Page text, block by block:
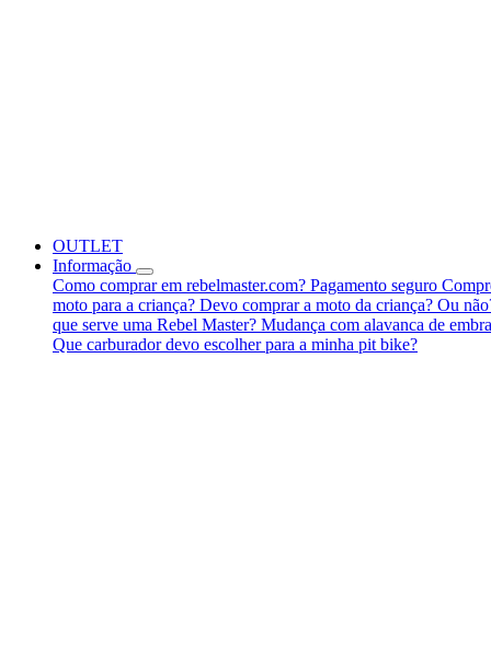
OUTLET
Informação
Como comprar em rebelmaster.com? Pagamento seguro
moto para a criança? Devo comprar a moto da criança? Ou
que serve uma Rebel Master? Mudança com alavanca de
Que carburador devo escolher para a minha pit bike?